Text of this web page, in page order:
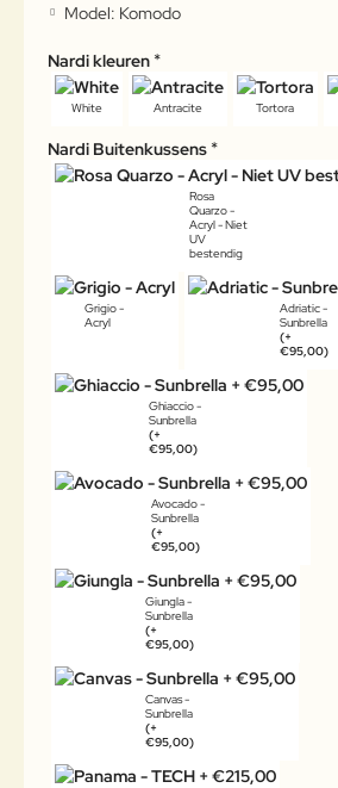
Model: Komodo
Nardi kleuren
White Antracite Tortora
Nardi Buitenkussens
Rosa
Quarzo -
Acryl - Niet
UV
bestendig
Grigio -
Acryl
Adriatic -
Sunbrella
(+
€95,00)
Ghiaccio -
Sunbrella
(+
€95,00)
Avocado -
Sunbrella
(+
€95,00)
Giungla -
Sunbrella
(+
€95,00)
Canvas -
Sunbrella
(+
€95,00)